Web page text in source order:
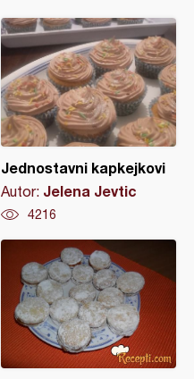
Jednostavni kapkejkovi
Autor: Jelena Jevtic
4216